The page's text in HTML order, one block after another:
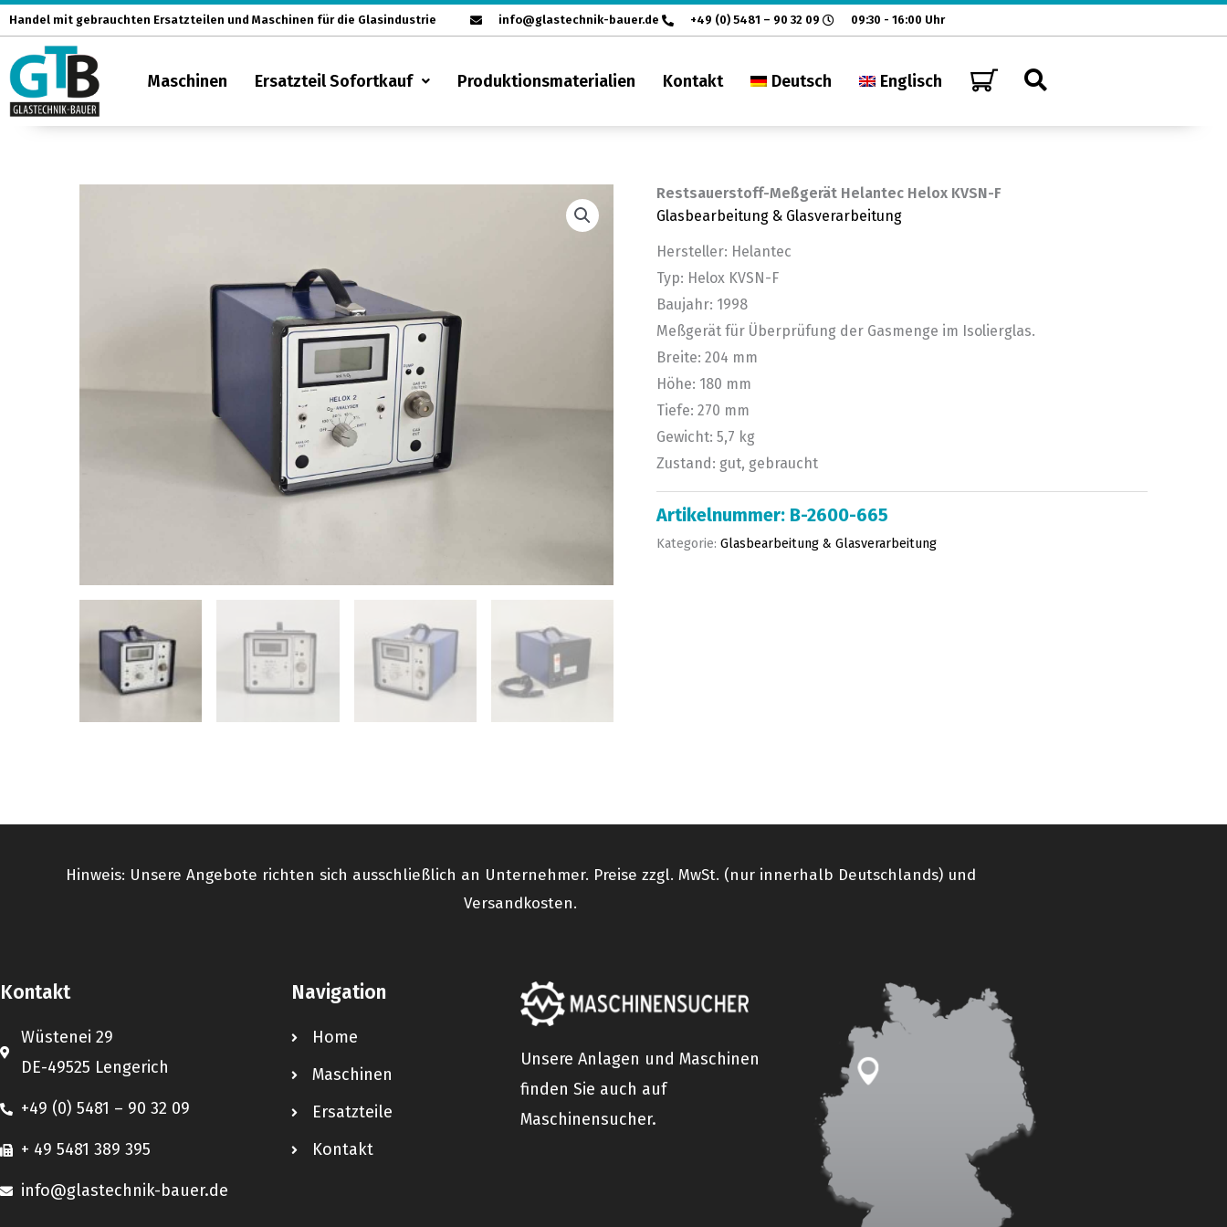
Zum
Inhalt
springen
Handel mit gebrauchten Ersatzteilen und Maschinen für die Glasindustrie info@glastechnik-bauer.de +49 (0) 5481 – 90 32 09 09:30 - 16:00 Uhr
Maschinen Ersatzteil Sofortkauf Produktionsmaterialien Kontakt Deutsch Englisch
Restsauerstoff-Meßgerät Helantec Helox KVSN-F
Glasbearbeitung & Glasverarbeitung
Hersteller: Helantec
Typ: Helox KVSN-F
Baujahr: 1998
Meßgerät für Überprüfung der Gasmenge im Isolierglas.
Breite: 204 mm
Höhe: 180 mm
Tiefe: 270 mm
Gewicht: 5,7 kg
Zustand: gut, gebraucht
Artikelnummer: B-2600-665
Kategorie: Glasbearbeitung & Glasverarbeitung
Hinweis: Unsere Angebote richten sich ausschließlich an Unternehmer. Preise zzgl. MwSt. (nur innerhalb Deutschlands) und
Versandkosten.
Kontakt
Wüstenei 29
DE-49525 Lengerich
+49 (0) 5481 – 90 32 09
+ 49 5481 389 395
info@glastechnik-bauer.de
Navigation
Home
Maschinen
Ersatzteile
Kontakt
Unsere Anlagen und Maschinen
finden Sie auch auf
Maschinensucher.